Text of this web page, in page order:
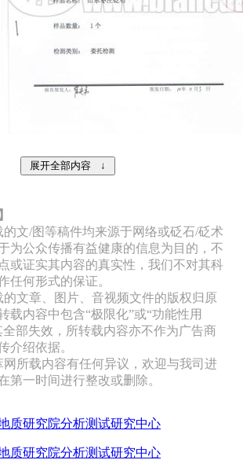
的文/图等稿件均来源于网络或砭石/砭术
为公众传播有益健康的信息为目的，不
或证实其内容的真实性，我们不对其科
任何形式的保证。
的文章、图片、音视频文件的版权归原
载内容中包含“极限化”或“功能性用
部失效，所转载内容亦不作为广告商
介绍依据。
网所载内容有任何异议，欢迎与我司进
第一时间进行整改或删除。
质研究院分析测试研究中心
质研究院分析测试研究中心